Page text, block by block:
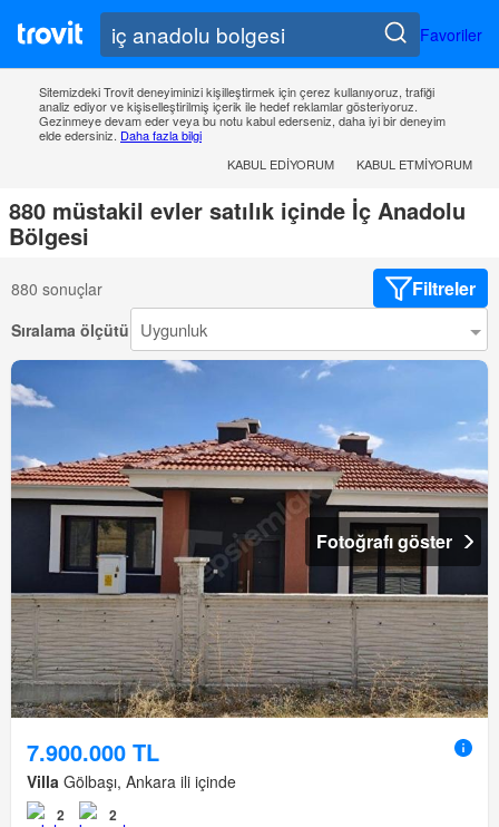
Favoriler
Sitemizdeki Trovit deneyiminizi kişilleştirmek için çerez kullanıyoruz, trafiği
analiz ediyor ve kişiselleştirilmiş içerik ile hedef reklamlar gösteriyoruz.
Gezinmeye devam eder veya bu notu kabul ederseniz, daha iyi bir deneyim
elde edersiniz. Daha fazla bilgi
KABUL EDIYORUM
KABUL ETMIYORUM
880 müstakil evler satılık içinde İç Anadolu
Bölgesi
880 sonuçlar Filtreler
Sıralama ölçütü
Fotoğrafı göster
7.900.000 TL
Villa Gölbaşı, Ankara ili içinde
2
2